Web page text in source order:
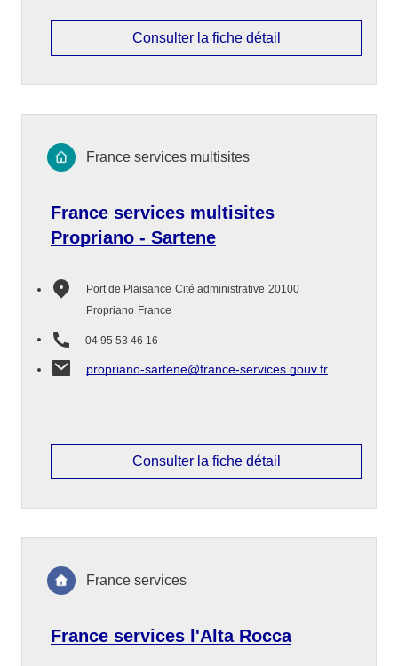
Consulter la fiche détail
France services multisites
Propriano - Sartene
Port de Plaisance Cité administrative 20100
Propriano France
04 95 53 46 16
propriano-sartene@france-services.gouv.fr
France services multisites
Consulter la fiche détail
France services l'Alta Rocca
France services